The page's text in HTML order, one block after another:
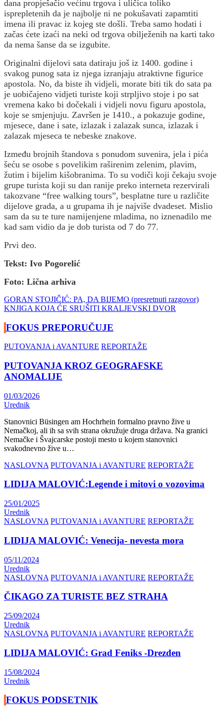
dana propješačio većinu trgova i uličica toliko
isprepletenih da je najbolje ni ne pokušavati zapamtiti
imena ili pravac iz kojeg ste došli. Treba samo hodati i
začas ćete izaći na neki od trgova obilježenih na karti tako
da nema šanse da se izgubite.
Originalni dijelovi sata datiraju još iz 1400. godine i
svakog punog sata iz njega izranjaju atraktivne figurice
apostola. No, da biste ih vidjeli, morate biti tik do sata pa
je uobičajeno vidjeti turiste koji strpljivo stoje i po sat
vremena kako bi dočekali i vidjeli novu figuru apostola,
koje se smjenjuju. Završen je 1410., a pokazuje godine,
mjesece, dane i sate, izlazak i zalazak sunca, izlazak i
zalazak mjeseca te nebeske znakove.
Između brojnih štandova s ponudom suvenira, jela i pića
šeću se osobe s povelikim raširenim zelenim, plavim,
žutim i bijelim kišobranima. To su vodiči koji čekaju svoje
grupe turista koji su dan ranije preko interneta rezervirali
takozvane “free walking tours”, besplatne ture u različite
dijelove grada, a u grupama ih je najviše dvadeset. Mislio
sam da su te ture namijenjene mladima, no iznenadilo me
kad sam vidio da je dob turista od 7 do 77.
Prvi deo.
Tekst: Ivo Pogorelić
Foto: Lična arhiva
Navigacija
članaka
GORAN STOJIČIĆ: PA, DA BIJEMO (presretnuti razgovor)
KNJIGA KOJA ĆE SRUŠITI KRALJEVSKI DVOR
FOKUS PREPORUČUJE
PUTOVANJA i AVANTURE REPORTAŽE
PUTOVANJA KROZ GEOGRAFSKE
ANOMALIJE
01/03/2026
Urednik
Stanovnici Büsingen am Hochrhein formalno pravno žive u
Nemačkoj, ali ih sa svih strana okružuje druga država. Na granici
Nemačke i Švajcarske postoji mesto u kojem stanovnici
svakodnevno žive u…
NASLOVNA PUTOVANJA i AVANTURE REPORTAŽE
LIDIJA MALOVIĆ:Legende i mitovi o vozovima
25/01/2025
Urednik
NASLOVNA PUTOVANJA i AVANTURE REPORTAŽE
LIDIJA MALOVIĆ: Venecija- nevesta mora
05/11/2024
Urednik
NASLOVNA PUTOVANJA i AVANTURE REPORTAŽE
ČIKAGO ZA TURISTE BEZ STRAHA
25/09/2024
Urednik
NASLOVNA PUTOVANJA i AVANTURE REPORTAŽE
LIDIJA MALOVIĆ: Grad Feniks -Drezden
15/08/2024
Urednik
FOKUS PODSETNIK